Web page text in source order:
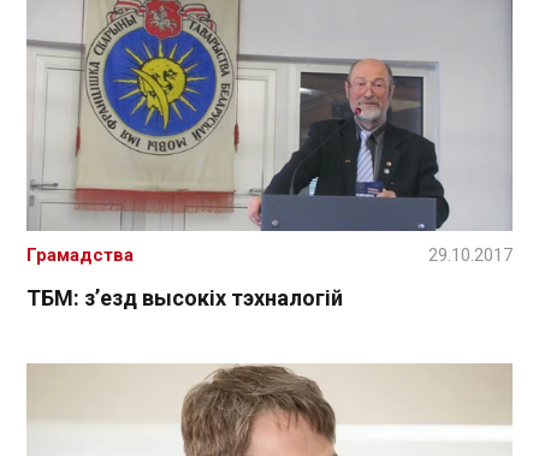
ТБМ: з’езд высокіх тэхналогій
Грамадства 29.10.2017